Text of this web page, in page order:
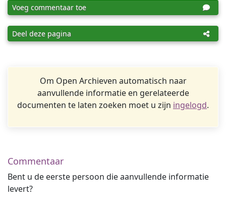
Voeg commentaar toe
Deel deze pagina
Om Open Archieven automatisch naar
aanvullende informatie en gerelateerde
documenten te laten zoeken moet u zijn ingelogd.
Commentaar
Bent u de eerste persoon die aanvullende informatie
levert?